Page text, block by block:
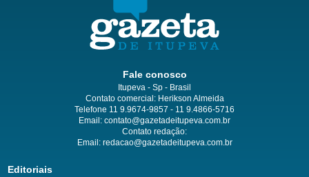
Fale conosco
Itupeva - Sp - Brasil
Contato comercial: Herikson Almeida
Telefone 11 9.9674-9857 - 11 9.4866-5716
Email: contato@gazetadeitupeva.com.br
Contato redação:
Email: redacao@gazetadeitupeva.com.br
Editoriais